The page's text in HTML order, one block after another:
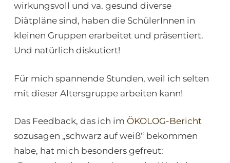
wirkungsvoll und va. gesund diverse
Diätpläne sind, haben die SchülerInnen in
kleinen Gruppen erarbeitet und präsentiert.
Und natürlich diskutiert!
Für mich spannende Stunden, weil ich selten
mit dieser Altersgruppe arbeiten kann!
Das Feedback, das ich im ÖKOLOG-Bericht
sozusagen „schwarz auf weiß“ bekommen
habe, hat mich besonders gefreut: